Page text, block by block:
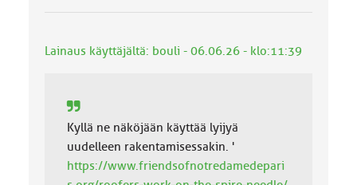
a
Lainaus käyttäjältä: bouli - 06.06.26 - klo:11:39
Kyllä ne näköjään käyttää lyijyä
uudelleen rakentamisessakin. '
https://www.friendsofnotredamedepari